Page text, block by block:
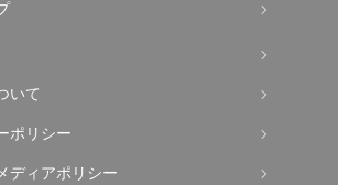
いて
ポリシー
ディアポリシー